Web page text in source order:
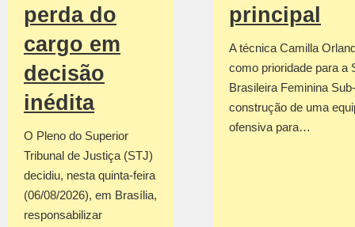
perda do
cargo em
decisão
inédita
O Pleno do Superior
Tribunal de Justiça (STJ)
decidiu, nesta quinta-feira
(06/08/2026), em Brasília,
responsabilizar
principal
A técnica Camilla
como prioridade para a
Brasileira Feminina
construção de uma
ofensiva para…